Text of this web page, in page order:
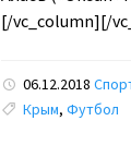
[/vc_column][/
06.12.2018
Tags:
Крым, Футбол